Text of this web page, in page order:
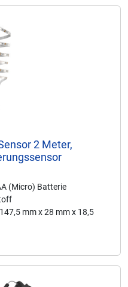
2 Meter,
(Micro) Batterie
mm x 28 mm x 18,5